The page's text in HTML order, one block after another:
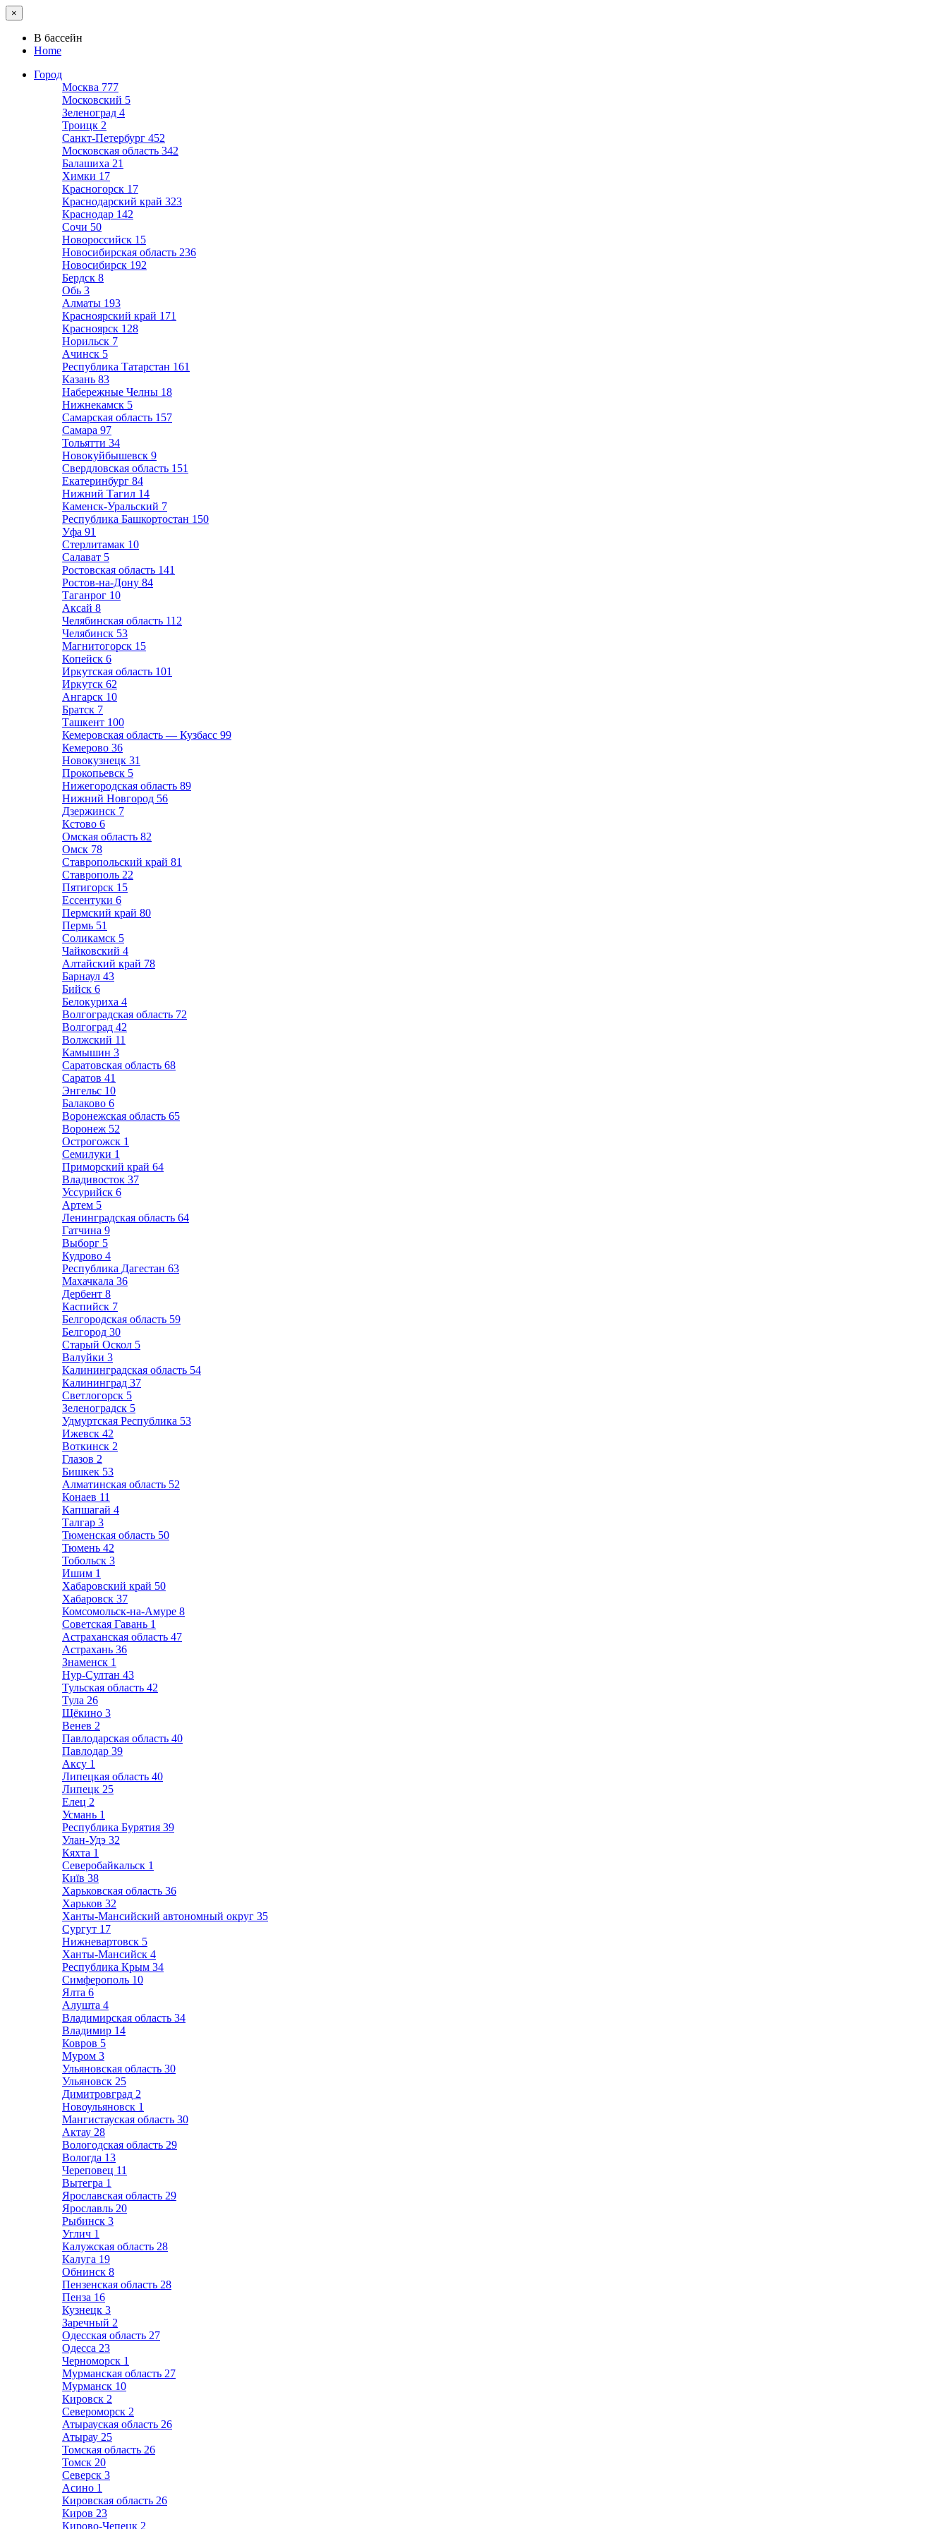
×
В бассейн
Home
Город
Москва 777
Московский 5
Зеленоград 4
Троицк 2
Санкт-Петербург 452
Московская область 342
Балашиха 21
Химки 17
Красногорск 17
Краснодарский край 323
Краснодар 142
Сочи 50
Новороссийск 15
Новосибирская область 236
Новосибирск 192
Бердск 8
Обь 3
Алматы 193
Красноярский край 171
Красноярск 128
Норильск 7
Ачинск 5
Республика Татарстан 161
Казань 83
Набережные Челны 18
Нижнекамск 5
Самарская область 157
Самара 97
Тольятти 34
Новокуйбышевск 9
Свердловская область 151
Екатеринбург 84
Нижний Тагил 14
Каменск-Уральский 7
Республика Башкортостан 150
Уфа 91
Стерлитамак 10
Салават 5
Ростовская область 141
Ростов-на-Дону 84
Таганрог 10
Аксай 8
Челябинская область 112
Челябинск 53
Магнитогорск 15
Копейск 6
Иркутская область 101
Иркутск 62
Ангарск 10
Братск 7
Ташкент 100
Кемеровская область — Кузбасс 99
Кемерово 36
Новокузнецк 31
Прокопьевск 5
Нижегородская область 89
Нижний Новгород 56
Дзержинск 7
Кстово 6
Омская область 82
Омск 78
Ставропольский край 81
Ставрополь 22
Пятигорск 15
Ессентуки 6
Пермский край 80
Пермь 51
Соликамск 5
Чайковский 4
Алтайский край 78
Барнаул 43
Бийск 6
Белокуриха 4
Волгоградская область 72
Волгоград 42
Волжский 11
Камышин 3
Саратовская область 68
Саратов 41
Энгельс 10
Балаково 6
Воронежская область 65
Воронеж 52
Острогожск 1
Семилуки 1
Приморский край 64
Владивосток 37
Уссурийск 6
Артем 5
Ленинградская область 64
Гатчина 9
Выборг 5
Кудрово 4
Республика Дагестан 63
Махачкала 36
Дербент 8
Каспийск 7
Белгородская область 59
Белгород 30
Старый Оскол 5
Валуйки 3
Калининградская область 54
Калининград 37
Светлогорск 5
Зеленоградск 5
Удмуртская Республика 53
Ижевск 42
Воткинск 2
Глазов 2
Бишкек 53
Алматинская область 52
Конаев 11
Капшагай 4
Талгар 3
Тюменская область 50
Тюмень 42
Тобольск 3
Ишим 1
Хабаровский край 50
Хабаровск 37
Комсомольск-на-Амуре 8
Советская Гавань 1
Астраханская область 47
Астрахань 36
Знаменск 1
Нур-Султан 43
Тульская область 42
Тула 26
Щёкино 3
Венев 2
Павлодарская область 40
Павлодар 39
Аксу 1
Липецкая область 40
Липецк 25
Елец 2
Усмань 1
Республика Бурятия 39
Улан-Удэ 32
Кяхта 1
Северобайкальск 1
Київ 38
Харьковская область 36
Харьков 32
Ханты-Мансийский автономный округ 35
Сургут 17
Нижневартовск 5
Ханты-Мансийск 4
Республика Крым 34
Симферополь 10
Ялта 6
Алушта 4
Владимирская область 34
Владимир 14
Ковров 5
Муром 3
Ульяновская область 30
Ульяновск 25
Димитровград 2
Новоульяновск 1
Мангистауская область 30
Актау 28
Вологодская область 29
Вологда 13
Череповец 11
Вытегра 1
Ярославская область 29
Ярославль 20
Рыбинск 3
Углич 1
Калужская область 28
Калуга 19
Обнинск 8
Пензенская область 28
Пенза 16
Кузнецк 3
Заречный 2
Одесская область 27
Одесса 23
Черноморск 1
Мурманская область 27
Мурманск 10
Кировск 2
Североморск 2
Атырауская область 26
Атырау 25
Томская область 26
Томск 20
Северск 3
Асино 1
Кировская область 26
Киров 23
Кирово-Чепецк 2